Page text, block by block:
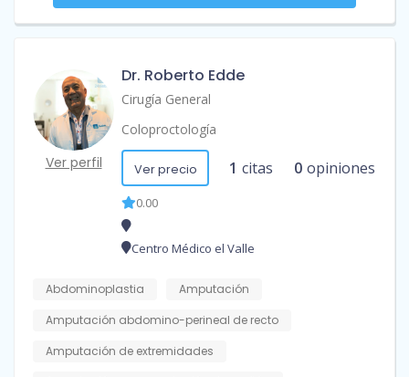
Ver perfil
Dr. Roberto Edde
Cirugía General
Coloproctología
Ver precio 1 citas 0 opiniones
0.00
Centro Médico el Valle
Abdominoplastia
Amputación
Amputación abdomino-perineal de recto
Amputación de extremidades